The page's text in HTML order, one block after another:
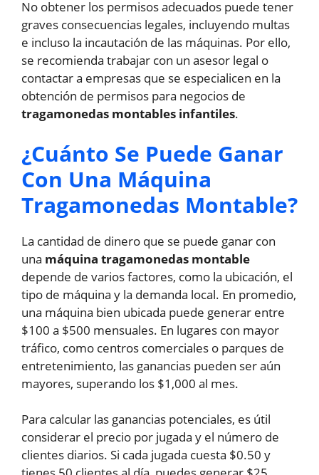
No obtener los permisos adecuados puede tener
graves consecuencias legales, incluyendo multas
e incluso la incautación de las máquinas. Por ello,
se recomienda trabajar con un asesor legal o
contactar a empresas que se especialicen en la
obtención de permisos para negocios de
tragamonedas montables infantiles.
¿Cuánto Se Puede Ganar
Con Una Máquina
Tragamonedas Montable?
La cantidad de dinero que se puede ganar con
una máquina tragamonedas montable
depende de varios factores, como la ubicación, el
tipo de máquina y la demanda local. En promedio,
una máquina bien ubicada puede generar entre
$100 a $500 mensuales. En lugares con mayor
tráfico, como centros comerciales o parques de
entretenimiento, las ganancias pueden ser aún
mayores, superando los $1,000 al mes.
Para calcular las ganancias potenciales, es útil
considerar el precio por jugada y el número de
clientes diarios. Si cada jugada cuesta $0.50 y